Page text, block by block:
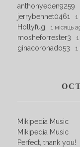
anthonyeden9259
jerrybennet0461 1
Hollyfug 1 місяць
mosheforrester3
ginacoronado53 1
Mikipedia Music
Mikipedia Music
Perfect, thank you!